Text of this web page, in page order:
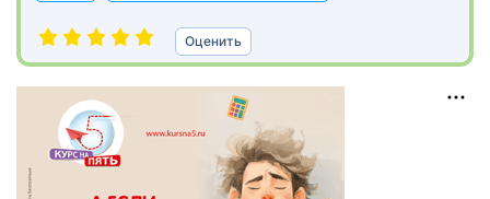
Оценить